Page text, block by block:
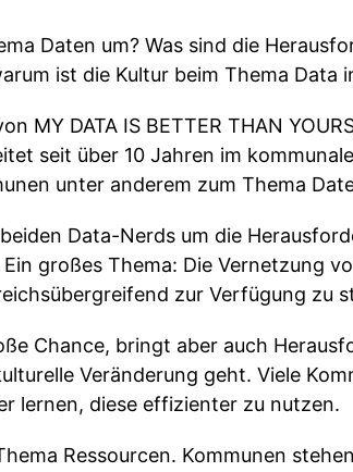
Daten um? Was sind die
ist die Kultur beim Thema Data
MY DATA IS BETTER THAN
seit über 10 Jahren im
unter anderem zum Thema
Data-Nerds um die
großes Thema: Die Vernetzung
zur Verfügung zu
Chance, bringt aber auch
Veränderung geht. Viele
lernen, diese effizienter zu nutzen.
Ressourcen. Kommunen